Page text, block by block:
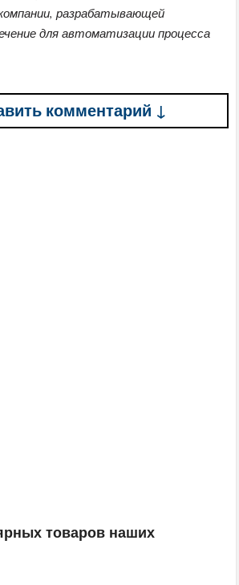
разрабатывающей
для автоматизации процесса
комментарий ↓
товаров наших